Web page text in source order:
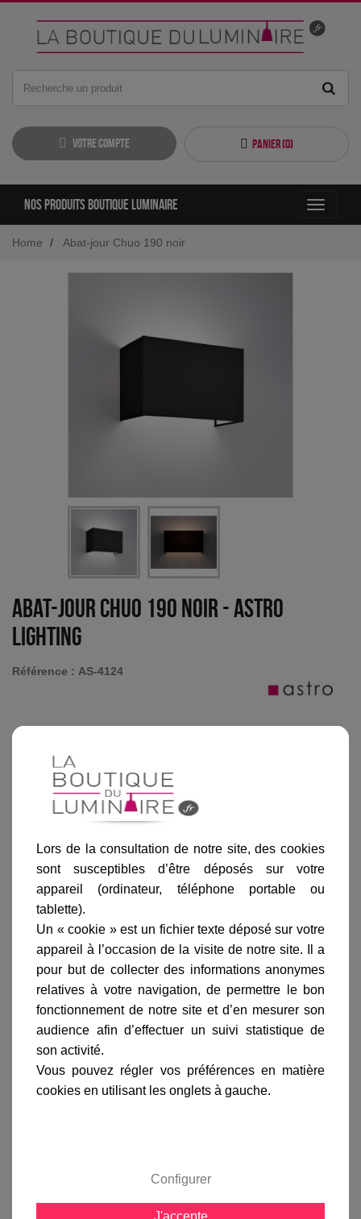
Votre compte Panier (0)
Toggle
Nos produits boutique luminaire
Home Abat-jour Chuo 190 noir
Abat-jour Chuo 190 noir -Astro
Lighting
Référence : AS-4124
accessoires de ce produit
Informations produit
Lors de la consultation de notre site, des cookies
sont susceptibles d’être déposés sur votre
appareil (ordinateur, téléphone portable ou
tablette).
Un « cookie » est un fichier texte déposé sur votre
appareil à l’occasion de la visite de notre site. Il a
pour but de collecter des informations anonymes
relatives à votre navigation, de permettre le bon
fonctionnement de notre site et d’en mesurer son
audience afin d’effectuer un suivi statistique de
son activité.
Vous pouvez régler vos préférences en matière
cookies en utilisant les onglets à gauche.
Configurer
J'accepte